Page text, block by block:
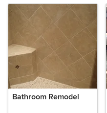
Bathroom Remodel